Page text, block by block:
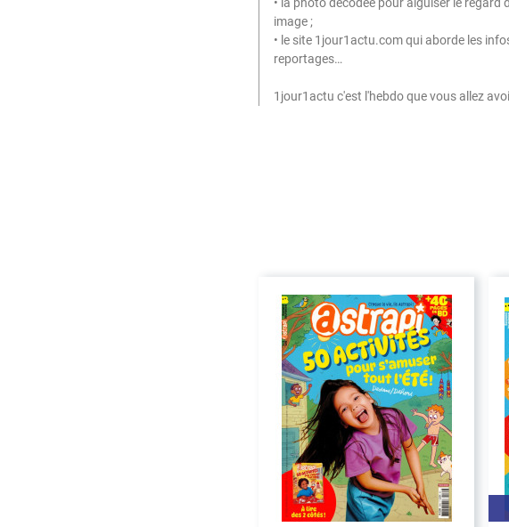
image ;
• le site 1jour1actu.com qui aborde les
reportages…
1jour1actu c'est l'hebdo que vous allez